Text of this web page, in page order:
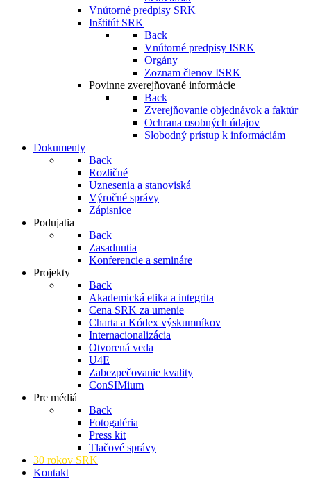
Vnútorné predpisy SRK
Inštitút SRK
Back
Vnútorné predpisy ISRK
Orgány
Zoznam členov ISRK
Povinne zverejňované informácie
Back
Zverejňovanie objednávok a faktúr
Ochrana osobných údajov
Slobodný prístup k informáciám
Dokumenty
Back
Rozličné
Uznesenia a stanoviská
Výročné správy
Zápisnice
Podujatia
Back
Zasadnutia
Konferencie a semináre
Projekty
Back
Akademická etika a integrita
Cena SRK za umenie
Charta a Kódex výskumníkov
Internacionalizácia
Otvorená veda
U4E
Zabezpečovanie kvality
ConSIMium
Pre médiá
Back
Fotogaléria
Press kit
Tlačové správy
30 rokov SRK
Kontakt